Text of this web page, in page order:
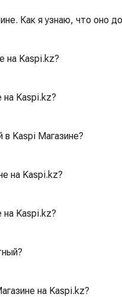
Как я узнаю, что оно
на Kaspi.kz?
на Kaspi.kz?
Kaspi Магазине?
на Kaspi.kz?
на Kaspi.kz?
на Kaspi.kz?